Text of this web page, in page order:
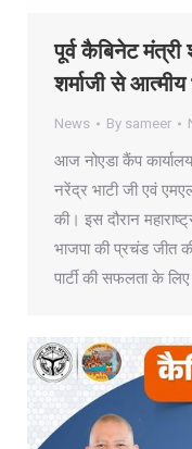
पूर्व कैबिनेट
शर्माजी से
News By sameer
आज नोएडा कैंप
नरेंद्र भाटी जी एवं
की। इस दौरान
भाजपा की प्रचंड जीत
पार्टी की सफलता के